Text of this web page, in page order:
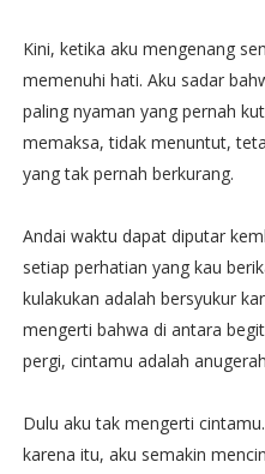
Kini, ketika aku mengenang
memenuhi hati. Aku sadar
paling nyaman yang pernah
memaksa, tidak menuntut,
yang tak pernah berkurang.
Andai waktu dapat diputar
setiap perhatian yang kau
kulakukan adalah bersyukur
mengerti bahwa di antara
pergi, cintamu adalah
Dulu aku tak mengerti
karena itu, aku semakin